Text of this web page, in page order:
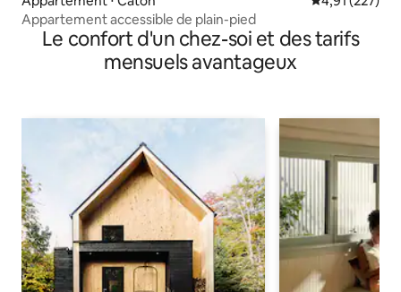
Appartement accessible de plain-pied
Le confort d'un chez-soi et des tarifs
mensuels avantageux